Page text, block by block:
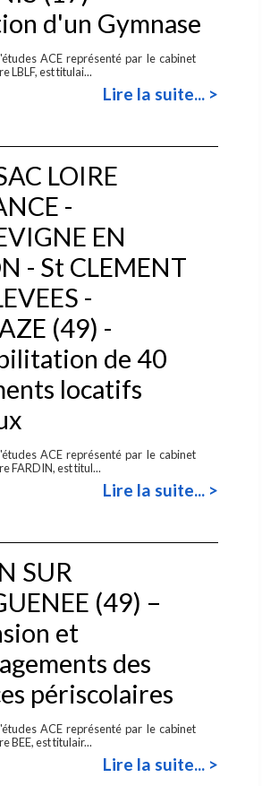
d'un Gymnase
ACE représenté par le cabinet
LBLF, est titulai...
Lire la suite... >
LOIRE
-
EN
- St CLEMENT
-
(49) -
de 40
locatifs
ACE représenté par le cabinet
FARDIN, est titul...
Lire la suite... >
SUR
(49) –
et
des
périscolaires
ACE représenté par le cabinet
BEE, est titulair...
Lire la suite... >